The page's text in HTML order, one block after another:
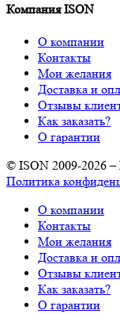
Компания ISON
О компании
Контакты
Мои желания
Доставка и
Отзывы
Как заказать?
О гарантии
© ISON 2009-2026
Политика
О компании
Контакты
Мои желания
Доставка и
Отзывы
Как заказать?
О гарантии